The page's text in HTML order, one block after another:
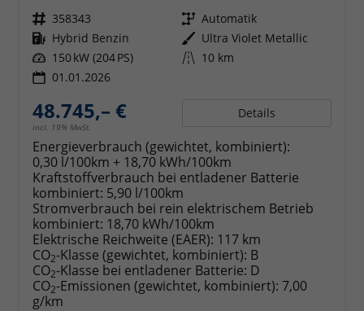
Fahrzeugnr. 358343 Getriebe Automatik
Kraftstoff Hybrid Benzin Außenfarbe Ultra Violet Metallic
Leistung 150 kW (204 PS) Kilometerstand 10 km
01.01.2026
48.745,– €
incl. 19% MwSt.
Details
Energieverbrauch (gewichtet, kombiniert):
0,30 l/100km + 18,70 kWh/100km
Kraftstoffverbrauch bei entladener Batterie
kombiniert: 5,90 l/100km
Stromverbrauch bei rein elektrischem Betrieb
kombiniert: 18,70 kWh/100km
Elektrische Reichweite (EAER): 117 km
CO2-Klasse (gewichtet, kombiniert): B
CO2-Klasse bei entladener Batterie: D
CO2-Emissionen (gewichtet, kombiniert): 7,00
g/km